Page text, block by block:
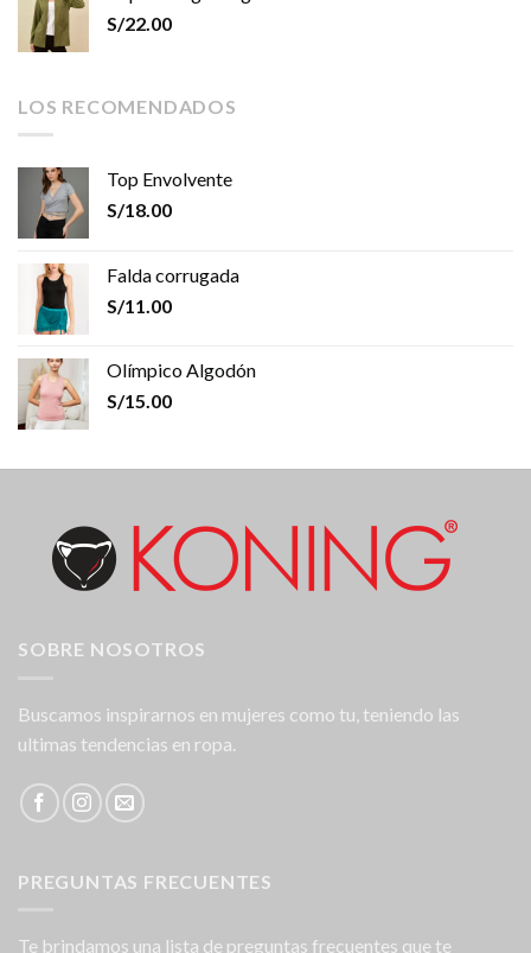
S/22.00
LOS RECOMENDADOS
Top Envolvente
S/18.00
Falda corrugada
S/11.00
Olímpico Algodón
S/15.00
SOBRE NOSOTROS
Buscamos inspirarnos en mujeres como tu, teniendo las
ultimas tendencias en ropa.
PREGUNTAS FRECUENTES
Te brindamos una lista de preguntas frecuentes que te